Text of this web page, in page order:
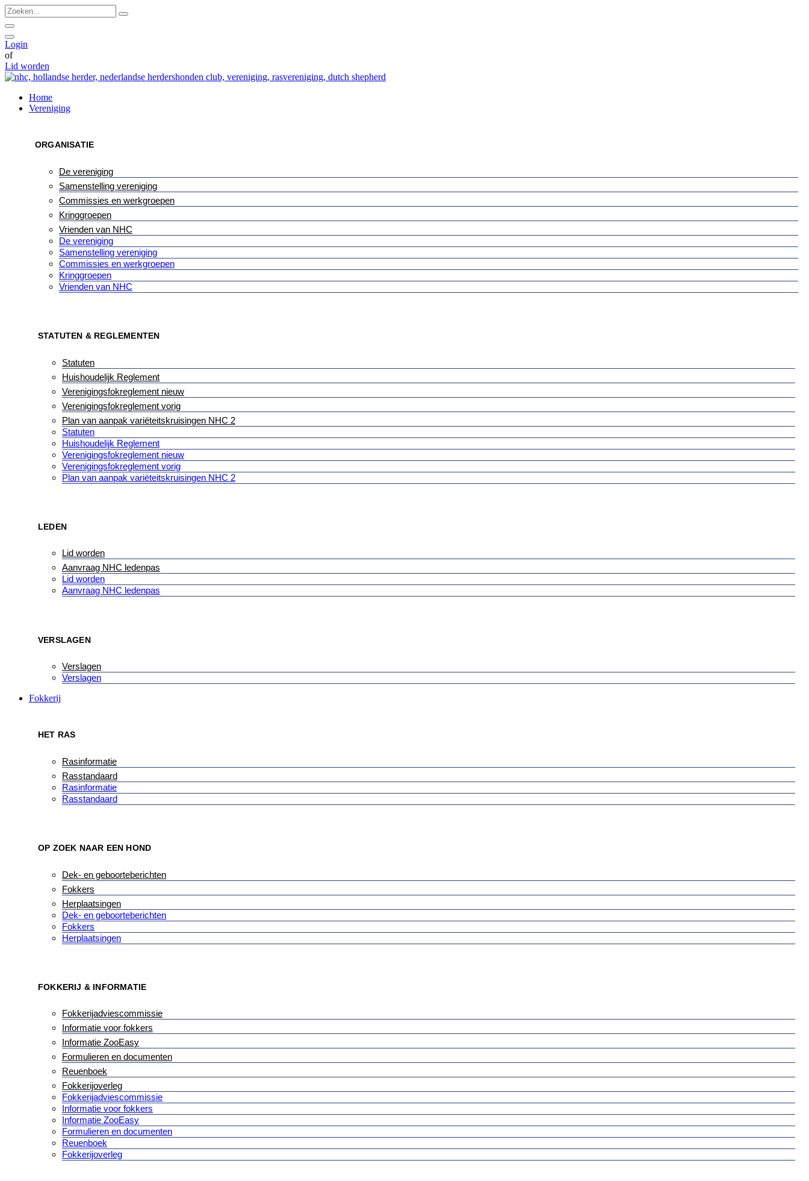
Ga
naar
inhoud
Zoeken...
Login
of
Lid worden
Home
Vereniging
ORGANISATIE
De vereniging
Samenstelling vereniging
Commissies en werkgroepen
Kringgroepen
Vrienden van NHC
De vereniging
Samenstelling vereniging
Commissies en werkgroepen
Kringgroepen
Vrienden van NHC
STATUTEN & REGLEMENTEN
Statuten
Huishoudelijk Reglement
Verenigingsfokreglement nieuw
Verenigingsfokreglement vorig
Plan van aanpak variëteitskruisingen NHC 2
Statuten
Huishoudelijk Reglement
Verenigingsfokreglement nieuw
Verenigingsfokreglement vorig
Plan van aanpak variëteitskruisingen NHC 2
LEDEN
Lid worden
Aanvraag NHC ledenpas
Lid worden
Aanvraag NHC ledenpas
VERSLAGEN
Verslagen
Verslagen
Fokkerij
HET RAS
Rasinformatie
Rasstandaard
Rasinformatie
Rasstandaard
OP ZOEK NAAR EEN HOND
Dek- en geboorteberichten
Fokkers
Herplaatsingen
Dek- en geboorteberichten
Fokkers
Herplaatsingen
FOKKERIJ & INFORMATIE
Fokkerijadviescommissie
Informatie voor fokkers
Informatie ZooEasy
Formulieren en documenten
Reuenboek
Fokkerijoverleg
Fokkerijadviescommissie
Informatie voor fokkers
Informatie ZooEasy
Formulieren en documenten
Reuenboek
Fokkerijoverleg